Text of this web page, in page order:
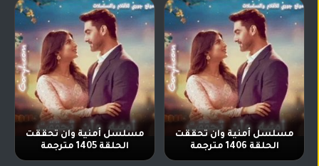
مسلسل أمنية وان تحققت
الحلقة 1406 مترجمة
مسلسل أمنية وان تحققت
الحلقة 1405 مترجمة